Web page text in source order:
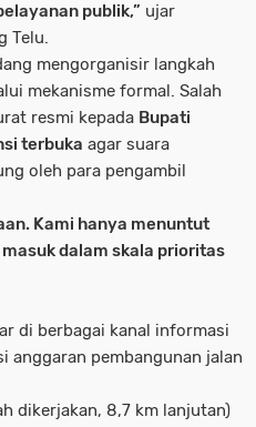
publik,” ujar
Telu.
mengorganisir langkah
mekanisme formal. Salah
resmi kepada Bupati
terbuka agar suara
oleh para pengambil
Kami hanya menuntut
masuk dalam skala prioritas
di berbagai kanal informasi
anggaran pembangunan jalan
dikerjakan, 8,7 km lanjutan)